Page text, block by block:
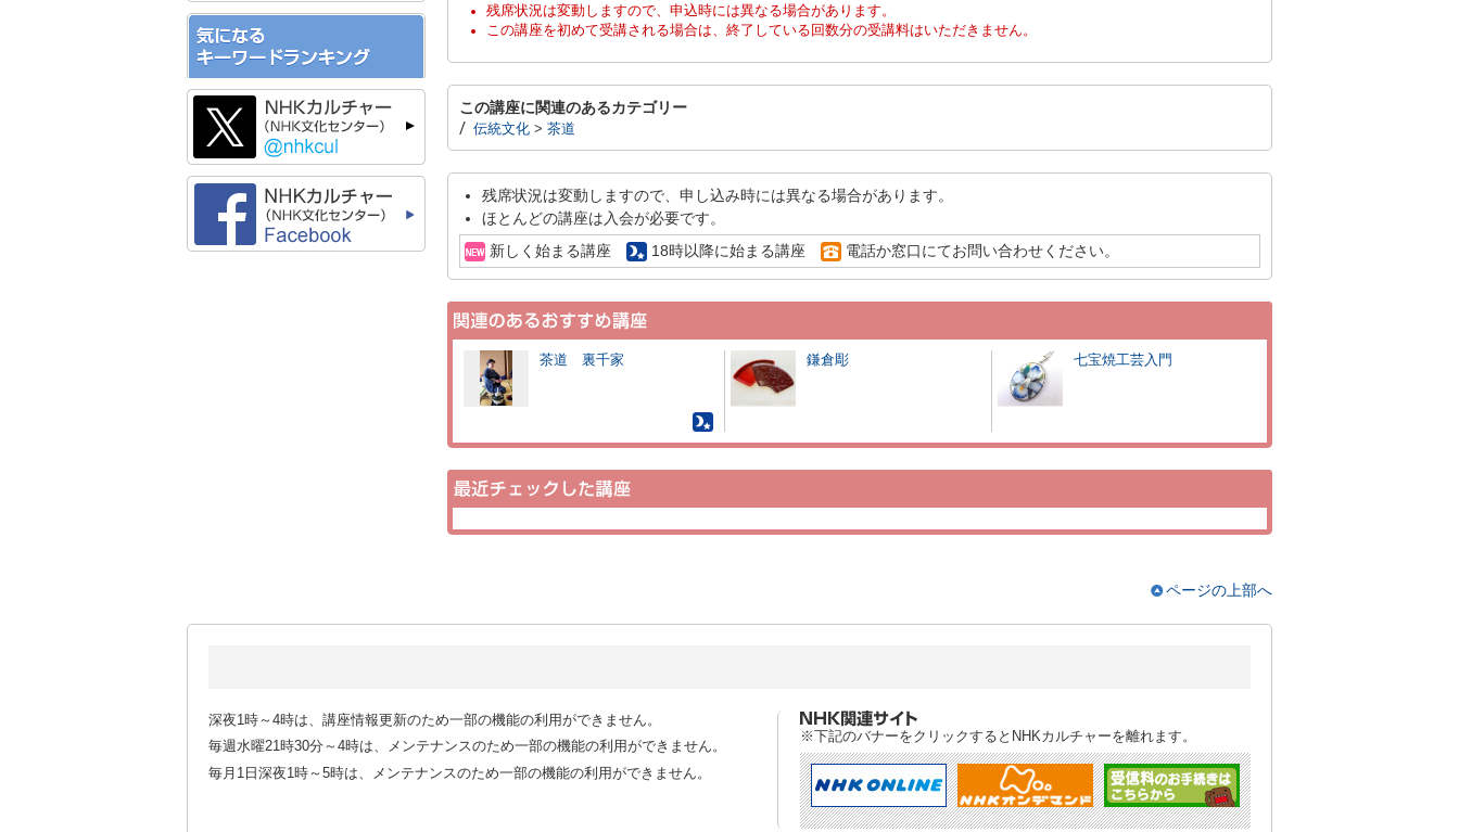
残席状況は変動しますので、申込時には異なる場合があります。
この講座を初めて受講される場合は、終了している回数分の受講料はいただきません。
この講座に関連のあるカテゴリー
伝統文化> 茶道
残席状況は変動しますので、申し込み時には異なる場合があります。
ほとんどの講座は入会が必要です。
新しく始まる講座
18時以降に始まる講座 電話か窓口にてお問い合わせください。
茶道 裏千家 鎌倉彫 七宝焼工芸入門
ページの上部へ
深夜1時～4時は、講座情報更新のため一部の機能の利用ができません。
毎週水曜21時30分～4時は、メンテナンスのため一部の機能の利用ができません。
毎月1日深夜1時～5時は、メンテナンスのため一部の機能の利用ができません。
※下記のバナーをクリックするとNHKカルチャーを離れます。